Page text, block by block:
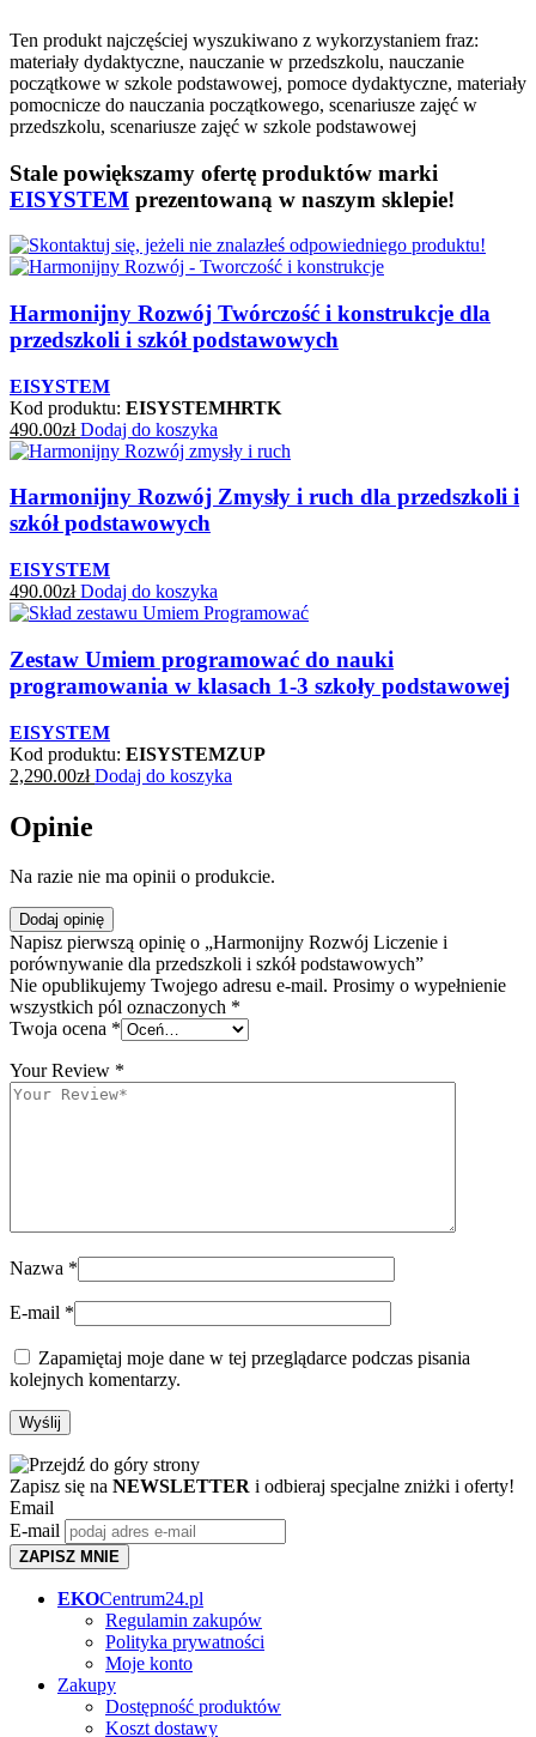
Ten produkt najczęściej wyszukiwano z wykorzystaniem fraz:
materiały dydaktyczne, nauczanie w przedszkolu, nauczanie
początkowe w szkole podstawowej, pomoce dydaktyczne, materiały
pomocnicze do nauczania początkowego, scenariusze zajęć w
przedszkolu, scenariusze zajęć w szkole podstawowej
Stale powiększamy ofertę produktów marki
EISYSTEM prezentowaną w naszym sklepie!
Harmonijny Rozwój Twórczość i konstrukcje dla
przedszkoli i szkół podstawowych
EISYSTEM
Kod produktu: EISYSTEMHRTK
490.00zł Dodaj do koszyka
Harmonijny Rozwój Zmysły i ruch dla przedszkoli i
szkół podstawowych
EISYSTEM
490.00zł Dodaj do koszyka
Zestaw Umiem programować do nauki
programowania w klasach 1-3 szkoły podstawowej
EISYSTEM
Kod produktu: EISYSTEMZUP
2,290.00zł Dodaj do koszyka
Opinie
Na razie nie ma opinii o produkcie.
Dodaj opinię
Napisz pierwszą opinię o „Harmonijny Rozwój Liczenie i
porównywanie dla przedszkoli i szkół podstawowych”
Nie opublikujemy Twojego adresu e-mail. Prosimy o wypełnienie
wszystkich pól oznaczonych *
Twoja ocena *
Your Review *
Nazwa *
E-mail *
Zapamiętaj moje dane w tej przeglądarce podczas pisania
kolejnych komentarzy.
Zapisz się na NEWSLETTER i odbieraj specjalne zniżki i oferty!
Email
E-mail
ZAPISZ MNIE
EKOCentrum24.pl
Regulamin zakupów
Polityka prywatności
Moje konto
Zakupy
Dostępność produktów
Koszt dostawy